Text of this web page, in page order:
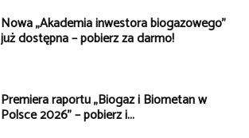
Nowa „Akademia inwestora biogazowego”
już dostępna – pobierz za darmo!
Premiera raportu „Biogaz i Biometan w
Polsce 2026” – pobierz i...